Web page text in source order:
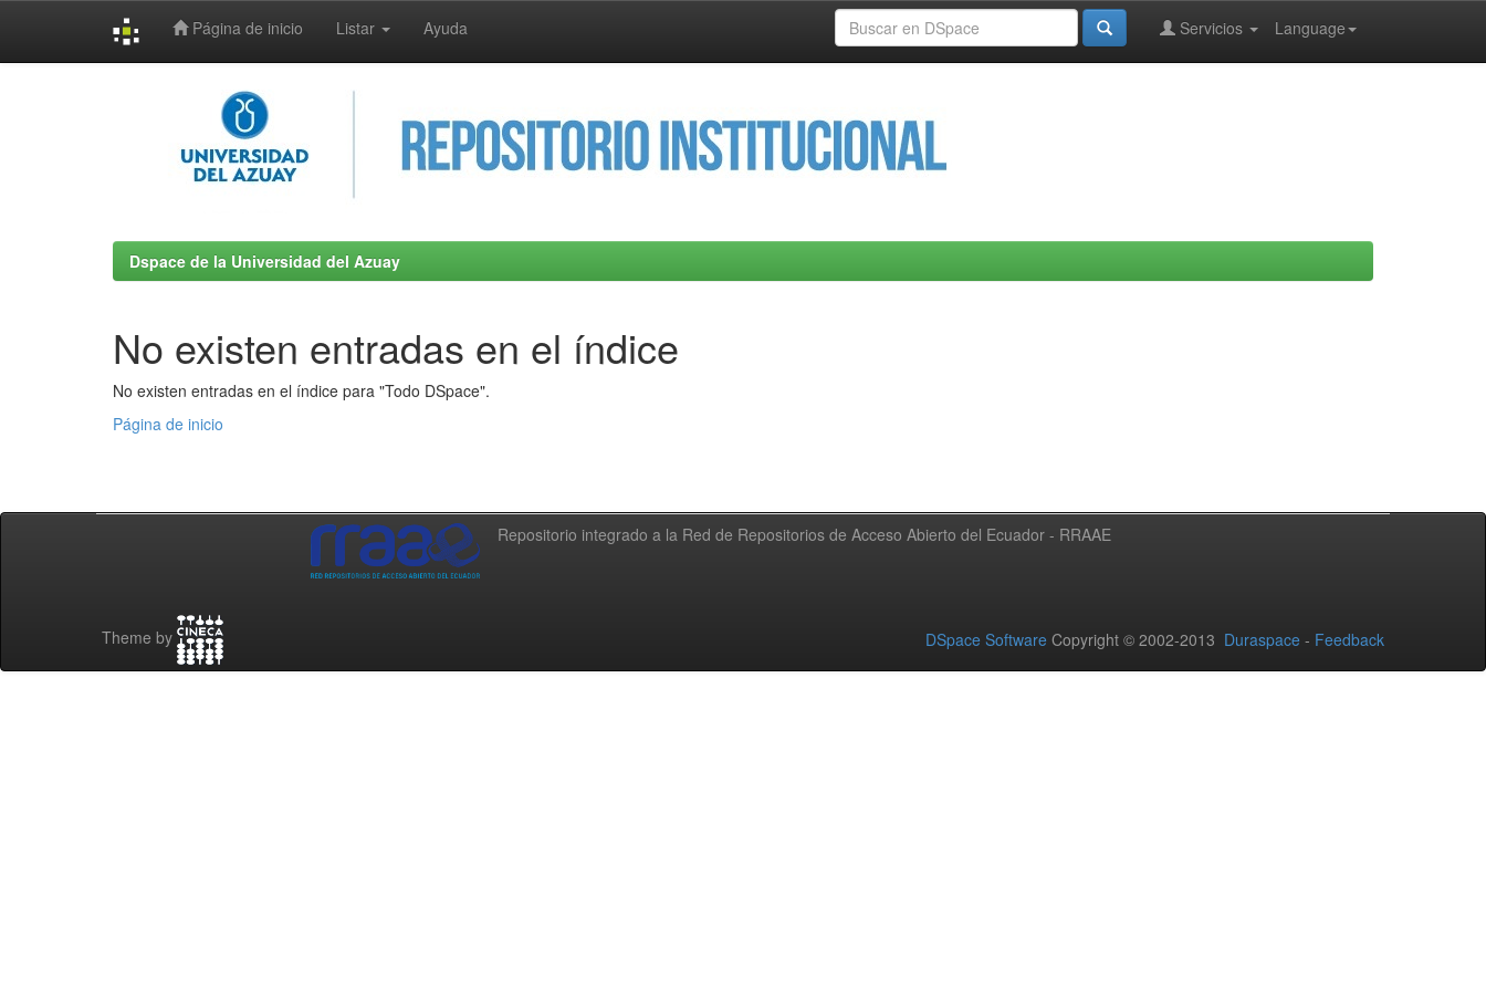
Página de inicio Listar Ayuda Language
Servicios
Dspace de la Universidad del Azuay
No existen entradas en el índice
No existen entradas en el índice para "Todo DSpace".
Página de inicio
Repositorio integrado a la Red de Repositorios de Acceso Abierto del Ecuador - RRAAE
Theme by DSpace Software Copyright © 2002-2013 Duraspace - Feedback